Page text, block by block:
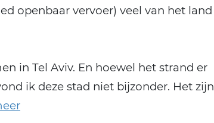
openbaar vervoer) veel van het land
in Tel Aviv. En hoewel het strand er
ik deze stad niet bijzonder. Het zijn